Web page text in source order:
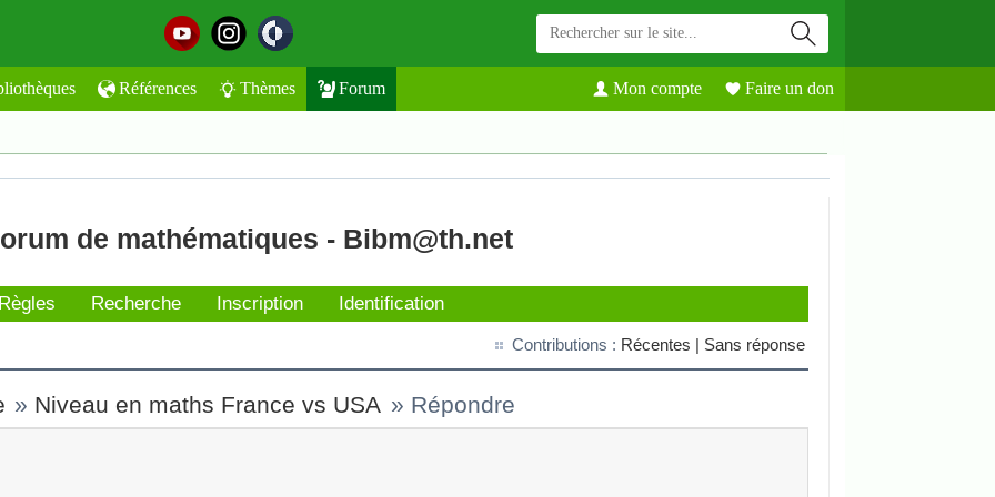
Références Thèmes Forum Mon compte Faire un don
de mathématiques - Bibm@th.net
Règles Recherche Inscription Identification
Contributions : Récentes | Sans réponse
» Niveau en maths France vs USA » Répondre
l'envoyer